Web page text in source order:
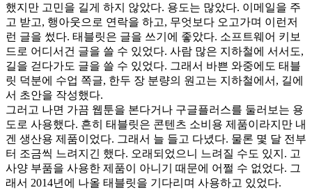
했지만 고민을 길게 하지 않았다. 용도는 많았다. 이메일을 주
고 받고, 행아웃으로 연락을 하고, 무엇보다 오고가며 이런저
런 글을 썼다. 태블릿은 글을 쓰기에 좋았다. 소프트웨어 키보
드로 어디서건 글을 쓸 수 있었다. 사람 많은 지하철에 서서도,
길을 걷다가도 글을 쓸 수 있었다. 그래서 바쁜 와중에도 태블
릿 덕분에 수업 쪽글, 한두 장 분량의 원고는 지하철에서, 길에
서 초안을 작성했다.
그러고 나면 가끔 웹툰을 본다거나 구글플러스를 둘러보는 용
도로 사용했다. 흔히 태블릿은 콘텐츠 소비용 제품이라지만 내
겐 생산용 제품이었다. 그래서 늘 들고 다녔다. 물론 몇 달 전부
터 조금씩 느려지긴 했다. 오래되었으니 느려질 수도 있지. 고
사양 부품을 사용한 제품이 아니기 때문에 어쩔 수 없었다. 그
래서 2014년에 나올 태블릿을 기다리며 사용하고 있었다.